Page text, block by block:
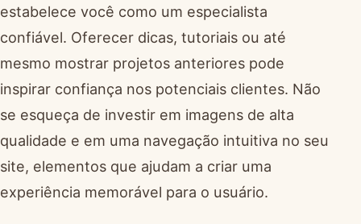
estabelece você como um especialista
confiável. Oferecer dicas, tutoriais ou até
mesmo mostrar projetos anteriores pode
inspirar confiança nos potenciais clientes. Não
se esqueça de investir em imagens de alta
qualidade e em uma navegação intuitiva no seu
site, elementos que ajudam a criar uma
experiência memorável para o usuário.